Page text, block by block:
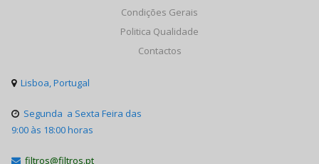
Condições Gerais
Politica Qualidade
Contactos
 Lisboa, Portugal
 Segunda a Sexta Feira das
9:00 às 18:00 horas
 filtros@filtros.pt